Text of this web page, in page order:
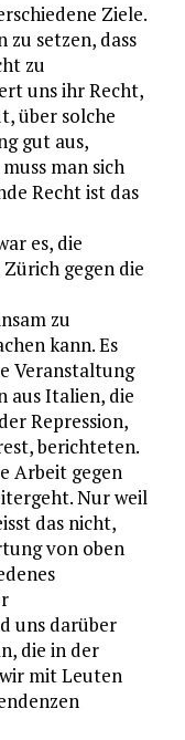
Ziele.
zu setzen, dass
zu
uns ihr Recht,
über solche
gut aus,
man sich
Recht ist das
es, die
gegen die
zu
kann. Es
Veranstaltung
aus Italien, die
Repression,
berichteten.
Arbeit gegen
Nur weil
das nicht,
von oben
uns darüber
die in der
mit Leuten